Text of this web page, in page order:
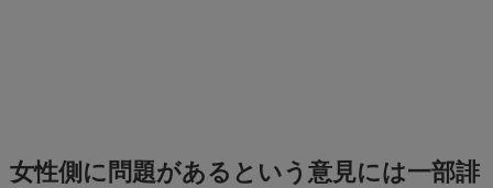
女性側に問題があるという意見には一部誹